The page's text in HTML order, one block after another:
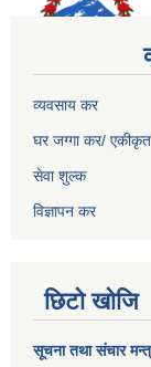
व्यवसाय कर
घर जग्गा कर/ एकीकृत
सेवा शुल्क
विज्ञापन कर
छिटो खोजि
सूचना तथा संचार